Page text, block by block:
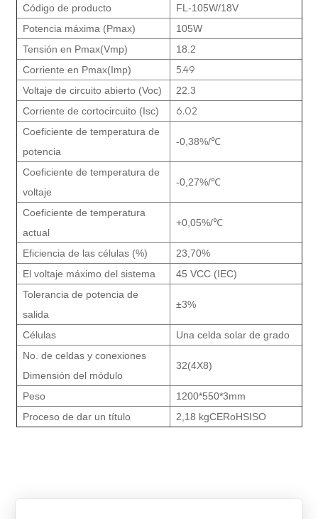
Código de producto
FL-105W/18V
Potencia máxima (Pmax)
105W
Tensión en Pmax(Vmp)
18.2
Corriente en Pmax(Imp)
5.49
Voltaje de circuito abierto (Voc)
22.3
Corriente de cortocircuito (Isc)
6.02
Coeficiente de temperatura de
potencia
-0,38%/℃
Coeficiente de temperatura de
voltaje
-0,27%/℃
Coeficiente de temperatura
actual
+0,05%/℃
Eficiencia de las células (%)
23,70%
El voltaje máximo del sistema
45 VCC (IEC)
Tolerancia de potencia de
salida
±3%
Células
Una celda solar de grado
No. de celdas y conexiones
Dimensión del módulo
32(4X8)
Peso
1200*550*3mm
Proceso de dar un título
2,18 kgCERoHSISO